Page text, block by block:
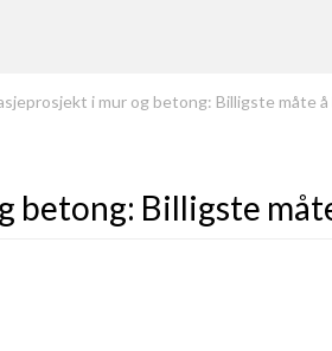
i mur og betong: Billigste måte å
betong: Billigste